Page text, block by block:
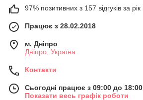
97% позитивних з 157 відгуків за рік
Працює з 28.02.2018
м. Дніпро
Дніпро, Україна
Контакти
Сьогодні працює з 09:00 до 18:00
Показати весь графік роботи